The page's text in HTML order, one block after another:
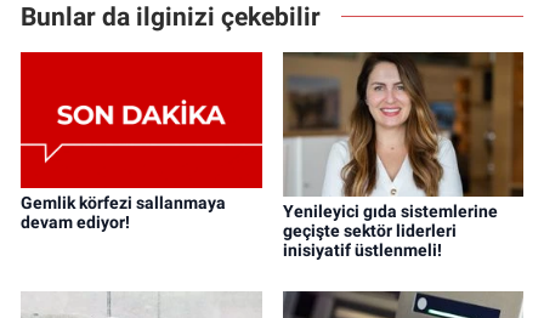
Bunlar da ilginizi çekebilir
Gemlik körfezi sallanmaya
devam ediyor!
Yenileyici gıda sistemlerine
geçişte sektör liderleri
inisiyatif üstlenmeli!